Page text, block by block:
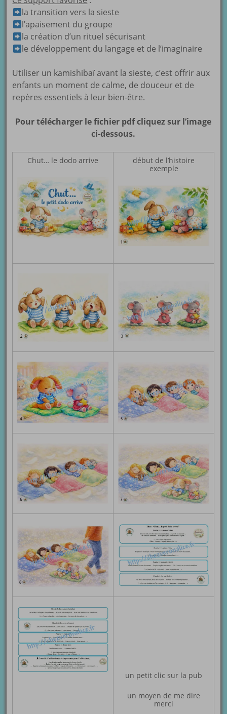
la transition vers la sieste
l’apaisement du groupe
la création d’un rituel sécurisant
le développement du langage et de l’imaginaire
Utiliser un kamishibaï avant la sieste, c’est offrir aux
enfants un moment de calme, de douceur et de
repères essentiels à leur bien-être.
Pour télécharger le fichier pdf cliquez sur l’image
ci-dessous.
Chut… le dodo arrive
début de l’histoire
exemple
un petit clic sur la pub
un moyen de me dire
merci